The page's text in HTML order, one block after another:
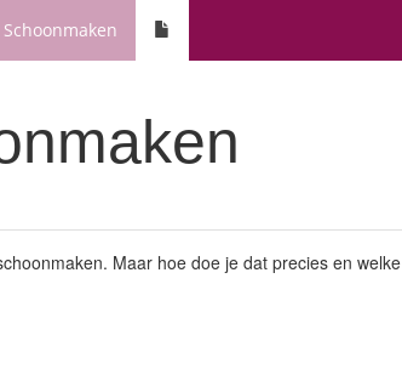
Schoonmaken
Maar hoe doe je dat precies en welke